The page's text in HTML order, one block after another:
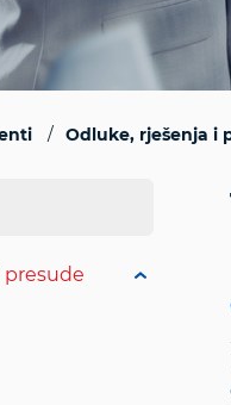
Odluke, rješenja i
presude